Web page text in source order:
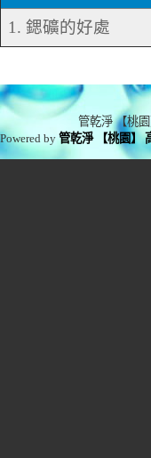
1. 鍶礦的好處
管乾淨 【桃
Powered by管乾淨 【桃園】